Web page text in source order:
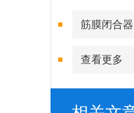
筋膜闭合器
查看更多